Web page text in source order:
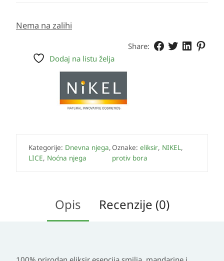
Nema na zalihi
Share:
Dodaj na listu želja
Kategorije: Dnevna njega,
LICE, Noćna njega
Oznake: eliksir, NIKEL,
protiv bora
Opis Recenzije (0)